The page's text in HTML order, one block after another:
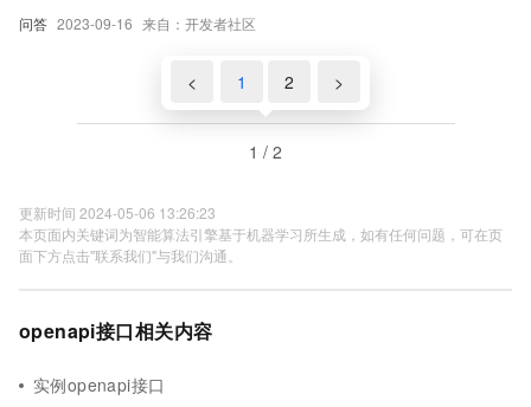
问答 2023-09-16 来自：开发者社区
< 1 2 >
1 / 2
更新时间 2024-05-06 13:26:23
本页面内关键词为智能算法引擎基于机器学习所生成，如有任何问题，可在页
面下方点击"联系我们"与我们沟通。
openapi接口相关内容
实例openapi接口